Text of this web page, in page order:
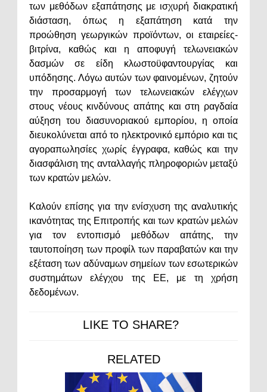
των μεθόδων εξαπάτησης με ισχυρή διακρατική
διάσταση, όπως η εξαπάτηση κατά την
προώθηση γεωργικών προϊόντων, οι εταιρείες-
βιτρίνα, καθώς και η αποφυγή τελωνειακών
δασμών σε είδη κλωστοϋφαντουργίας και
υπόδησης. Λόγω αυτών των φαινομένων, ζητούν
την προσαρμογή των τελωνειακών ελέγχων
στους νέους κινδύνους απάτης και στη ραγδαία
αύξηση του διασυνοριακού εμπορίου, η οποία
διευκολύνεται από το ηλεκτρονικό εμπόριο και τις
αγοραπωλησίες χωρίς έγγραφα, καθώς και την
διασφάλιση της ανταλλαγής πληροφοριών μεταξύ
των κρατών μελών.
Καλούν επίσης για την ενίσχυση της αναλυτικής
ικανότητας της Επιτροπής και των κρατών μελών
για τον εντοπισμό μεθόδων απάτης, την
ταυτοποίηση των προφίλ των παραβατών και την
εξέταση των αδύναμων σημείων των εσωτερικών
συστημάτων ελέγχου της ΕΕ, με τη χρήση
δεδομένων.
LIKE TO SHARE?
RELATED